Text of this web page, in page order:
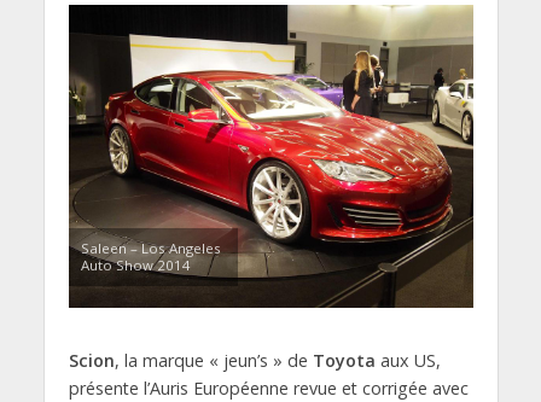
Saleen – Los Angeles
Auto Show 2014
Scion, la marque « jeun’s » de Toyota aux US,
présente l’Auris Européenne revue et corrigée avec